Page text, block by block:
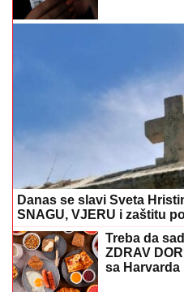
Danas se slavi Sveta
SNAGU, VJERU i zaštitu
Treba da
ZDRAV
sa Harvarda